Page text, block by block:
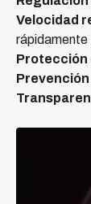
Velocidad
rápidamente
Protección